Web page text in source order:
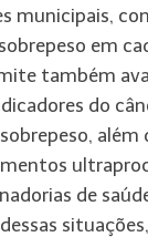
municipais,
em
também
do
além
de